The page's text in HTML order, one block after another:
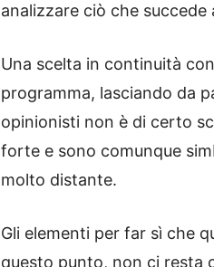
analizzare ciò che succede
Una scelta in continuità
programma, lasciando da
opinionisti non è di certo
forte e sono comunque
molto distante.
Gli elementi per far sì che
questo punto, non ci resta